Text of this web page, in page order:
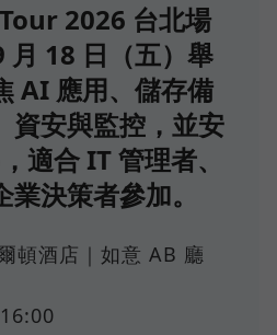
2026 台北場
月 18 日（五）舉
AI 應用、儲存備
資安與監控，並安
適合 IT 管理者、
決策者參加。
頓酒店｜如意 AB 廳